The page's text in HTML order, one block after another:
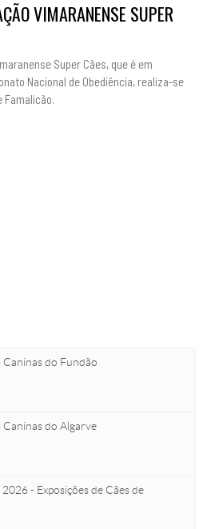
VIMARANENSE SUPER
Super Cães, que é em
Nacional de Obediência, realiza-se
Famalicão.
Caninas do Fundão
Caninas do Algarve
- Exposições de Cães de